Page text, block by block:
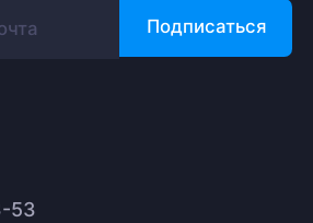
Подписаться
53